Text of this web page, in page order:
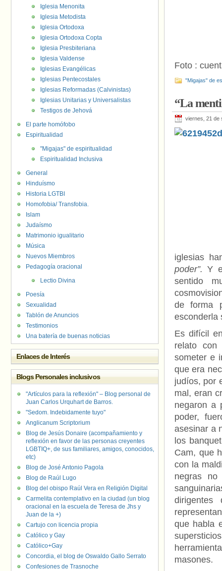
Foto :
"Migajas" de
“La
viernes, 21 de
iglesias
poder”.Y
sentido
de forma
esconderla
Es difícil
relato con
someter e
que era
judíos, por
mal, eran
negaron a
poder,
asesinar a
los
Cam, que
con la
negras
que habla
masones.
Iglesia Menonita
Iglesia Metodista
Iglesia Ortodoxa
Iglesia Ortodoxa Copta
Iglesia Presbiteriana
Iglesia Valdense
Iglesias Evangélicas
Iglesias Pentecostales
Iglesias Reformadas (Calvinistas)
Iglesias Unitarias y Universalistas
Testigos de Jehová
El parte homófobo
Espiritualidad
"Migajas" de espiritualidad
Espiritualidad Inclusiva
General
Hinduísmo
Historia LGTBI
Homofobia/ Transfobia.
Islam
Judaísmo
Matrimonio igualitario
Música
Nuevos Miembros
Pedagogía oracional
Lectio Divina
Poesía
Sexualidad
Tablón de Anuncios
Testimonios
Una batería de buenas noticias
Enlaces de Interés
Blogs Personales inclusivos
"Artículos para la reflexión" – Blog personal de
Juan Carlos Urquhart de Barros.
"Sedom. Indebidamente tuyo"
Anglicanum Scriptorium
Blog de Jesús Donaire (acompañamiento y
reflexión en favor de las personas creyentes
LGBTIQ+, de sus familiares, amigos, conocidos,
etc)
Blog de José Antonio Pagola
Blog de Raúl Lugo
Blog del obispo Raúl Vera en Religión Digital
Carmelita contemplativo en la ciudad (un blog
oracional en la escuela de Teresa de Jhs y
Juan de la +)
Cartujo con licencia propia
Católico y Gay
Católico+Gay
Concordia, el blog de Oswaldo Gallo Serrato
Confesiones de Trasnoche